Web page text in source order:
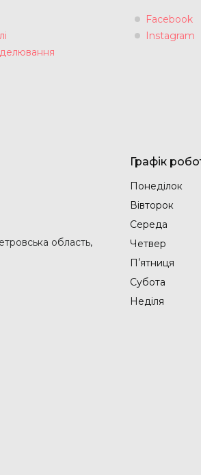
Facebook
Instagram
область,
Графік
Понеділок
Вівторок
Середа
Четвер
Пʼятниця
Субота
Неділя